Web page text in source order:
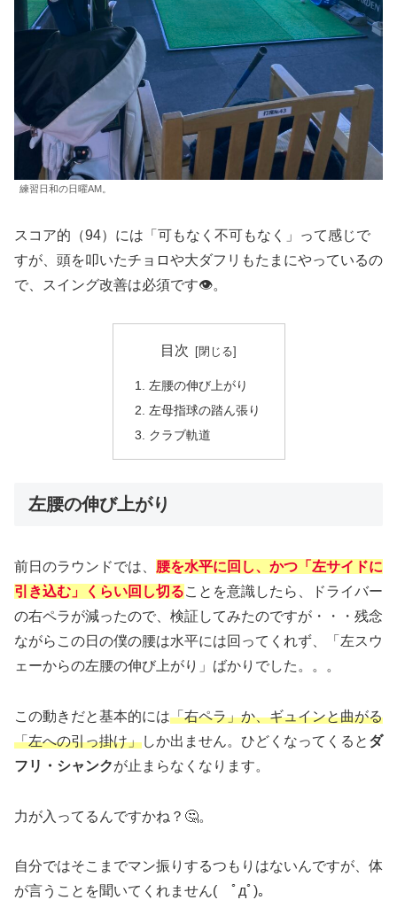
練習日和の日曜AM。
スコア的（94）には「可もなく不可もなく」って感じで
すが、頭を叩いたチョロや大ダフリもたまにやっているの
で、スイング改善は必須です👁️。
目次
左腰の伸び上がり
左母指球の踏ん張り
クラブ軌道
左腰の伸び上がり
前日のラウンドでは、 腰を水平に回し、かつ「左サイドに
引き込む」くらい回し切ることを意識したら、ドライバー
の右ペラが減ったので、検証してみたのですが・・・残念
ながらこの日の僕の腰は水平には回ってくれず、「左スウ
ェーからの左腰の伸び上がり」ばかりでした。。。
この動きだと基本的には「右ペラ」か、ギュインと曲がる
「左への引っ掛け」しか出ません。ひどくなってくると ダ
フリ・シャンクが止まらなくなります。
力が入ってるんですかね？🤔。
自分ではそこまでマン振りするつもりはないんですが、体
が言うことを聞いてくれません( ﾟдﾟ)。